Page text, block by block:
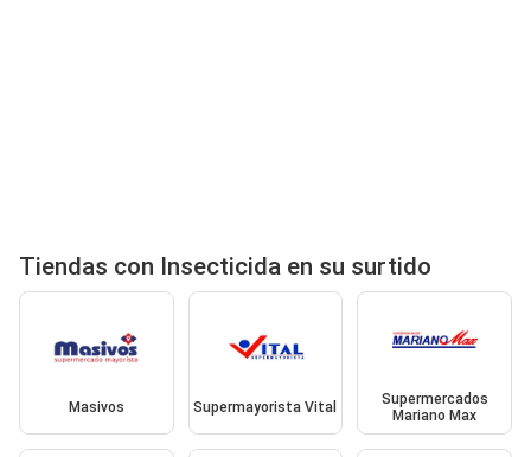
Tiendas con Insecticida en su surtido
Masivos Supermayorista Vital
Supermercados
Mariano Max